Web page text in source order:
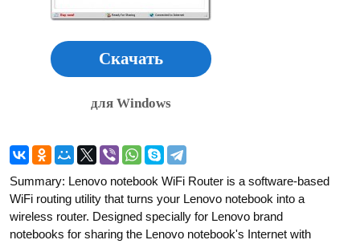
Скачать
для Windows
Summary: Lenovo notebook WiFi Router is a software-based
WiFi routing utility that turns your Lenovo notebook into a
wireless router. Designed specially for Lenovo brand
notebooks for sharing the Lenovo notebook's Internet with